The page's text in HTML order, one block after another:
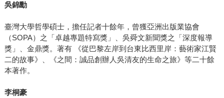
吳錦勳
臺灣大學哲學碩士，擔任記者十餘年，曾獲亞洲出版業協會
（SOPA）之「卓越專題特寫獎」、吳舜文新聞獎之「深度報導
獎」、金鼎獎。著有 《從巴黎左岸到台東比西里岸：藝術家江賢
二的故事》、《之間：誠品創辦人吳清友的生命之旅》等二十餘
本著作。
李桐豪